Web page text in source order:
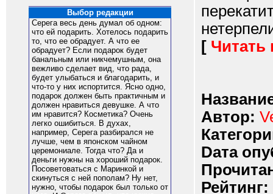
Выбор редакции
Серега весь день думал об одном:
что ей подарить. Хотелось подарить
то, что ее обрадует. А что ее
обрадует? Если подарок будет
банальным или никчемушным, она
вежливо сделает вид, что рада,
будет улыбаться и благодарить, и
что-то у них испортится. Ясно одно,
подарок должен быть практичным и
должен нравиться девушке. А что
им нравится? Косметика? Очень
легко ошибиться. В духах,
например, Серега разбирался не
лучше, чем в японском чайном
церемониале. Тогда что? Да и
деньги нужны на хороший подарок.
Посоветоваться с Маринкой и
скинуться с ней пополам? Ну нет,
нужно, чтобы подарок был только от
[ Читать
Автор:
Dата
Рейтинг: